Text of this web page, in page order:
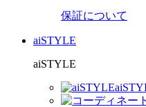
保証について
aiSTYLE
aiSTYLE